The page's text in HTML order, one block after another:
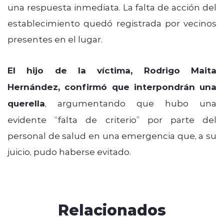
una respuesta inmediata. La falta de acción del
establecimiento quedó registrada por vecinos
presentes en el lugar.
El hijo de la víctima, Rodrigo Maita
Hernández, confirmó que interpondrán una
querella, argumentando que hubo una
evidente “falta de criterio” por parte del
personal de salud en una emergencia que, a su
juicio, pudo haberse evitado.
Relacionados